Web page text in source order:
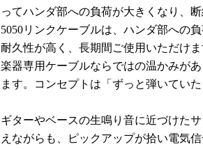
ってハンダ部への負荷が大きくなり、
5050リンクケーブルは、ハンダ部への
耐久性が高く、長期間ご使用いただけま
楽器専用ケーブルならではの温かみが
ます。コンセプトは「ずっと弾いていた
ギターやベースの生鳴り音に近づけた
えながらも、ピックアップが拾い電気